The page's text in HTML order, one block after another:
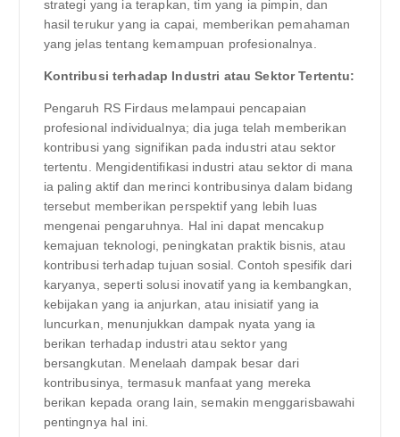
strategi yang ia terapkan, tim yang ia pimpin, dan
hasil terukur yang ia capai, memberikan pemahaman
yang jelas tentang kemampuan profesionalnya.
Kontribusi terhadap Industri atau Sektor Tertentu:
Pengaruh RS Firdaus melampaui pencapaian
profesional individualnya; dia juga telah memberikan
kontribusi yang signifikan pada industri atau sektor
tertentu. Mengidentifikasi industri atau sektor di mana
ia paling aktif dan merinci kontribusinya dalam bidang
tersebut memberikan perspektif yang lebih luas
mengenai pengaruhnya. Hal ini dapat mencakup
kemajuan teknologi, peningkatan praktik bisnis, atau
kontribusi terhadap tujuan sosial. Contoh spesifik dari
karyanya, seperti solusi inovatif yang ia kembangkan,
kebijakan yang ia anjurkan, atau inisiatif yang ia
luncurkan, menunjukkan dampak nyata yang ia
berikan terhadap industri atau sektor yang
bersangkutan. Menelaah dampak besar dari
kontribusinya, termasuk manfaat yang mereka
berikan kepada orang lain, semakin menggarisbawahi
pentingnya hal ini.